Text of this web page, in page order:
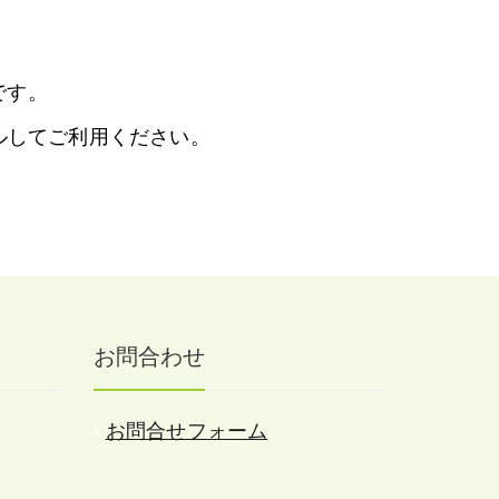
。
てご利用ください。
お問合わせ
お問合せフォーム